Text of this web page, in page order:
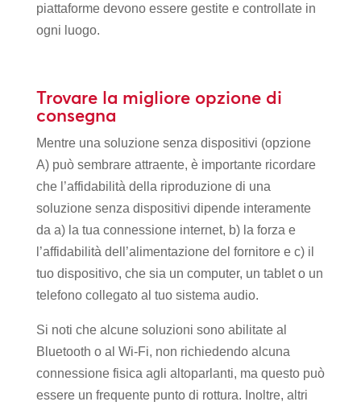
piattaforme devono essere gestite e controllate in
ogni luogo.
Trovare la migliore opzione di
consegna
Mentre una soluzione senza dispositivi (opzione
A) può sembrare attraente, è importante ricordare
che l’affidabilità della riproduzione di una
soluzione senza dispositivi dipende interamente
da a) la tua connessione internet, b) la forza e
l’affidabilità dell’alimentazione del fornitore e c) il
tuo dispositivo, che sia un computer, un tablet o un
telefono collegato al tuo sistema audio.
Si noti che alcune soluzioni sono abilitate al
Bluetooth o al Wi-Fi, non richiedendo alcuna
connessione fisica agli altoparlanti, ma questo può
essere un frequente punto di rottura. Inoltre, altri